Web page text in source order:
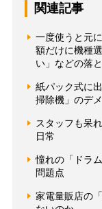
関連記事
一度使うと元
額だけに機種
い」などの落
紙パック式に
掃除機」のデ
スタッフも呆
日常
憧れの「ドラ
問題点
家電量販店の